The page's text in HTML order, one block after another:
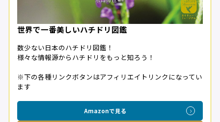
世界で一番美しいハチドリ図鑑
数少ない日本のハチドリ図鑑！
様々な情報源からハチドリをもっと知ろう！
※下の各種リンクボタンはアフィリエイトリンクになってい
ます
Amazonで見る